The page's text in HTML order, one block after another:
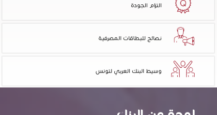
التزام الجودة
نصائح للبطاقات المصرفية
وسيط البنك العربي لتونس